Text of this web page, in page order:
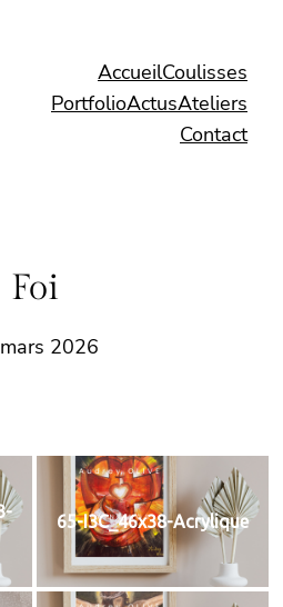
AccueilCoulisses
PortfolioActusAteliers
Contact
Foi
2026
65-I3C_46x38-Acrylique